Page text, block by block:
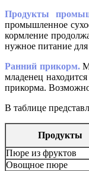
Продукты
промышленное
кормление
нужное питание
Ранний прикорм.
младенец
прикорма.
В таблице
Продукты
Пюре из фруктов
Овощное пюре